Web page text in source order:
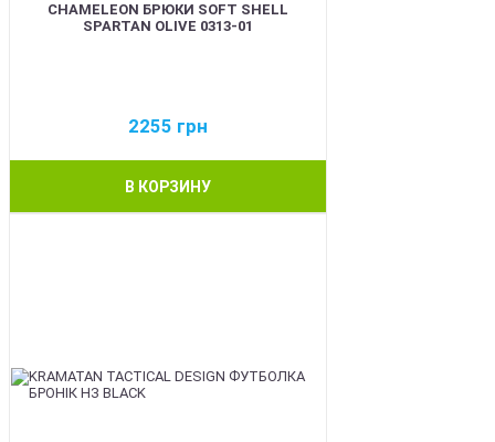
CHAMELEON БРЮКИ SOFT SHELL
SPARTAN OLIVE 0313-01
2255 грн
В КОРЗИНУ